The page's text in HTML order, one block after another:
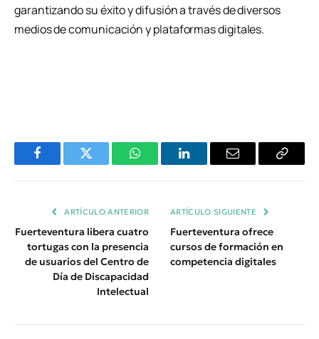
garantizando su éxito y difusión a través de diversos
medios de comunicación y plataformas digitales.
FacebookTwitter WhatsAppLinkedInEmail
Copiar
ARTÍCULO ANTERIOR
Fuerteventura libera cuatro
tortugas con la presencia
de usuarios del Centro de
Día de Discapacidad
Intelectual
ARTÍCULO SIGUIENTE
Fuerteventura ofrece
cursos de formación en
competencia digitales